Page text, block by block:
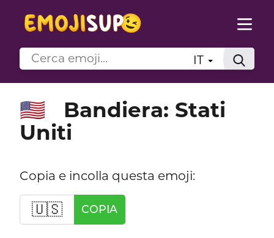
IT
🇺🇸
Bandiera: Stati
Uniti
Copia e incolla questa emoji:
🇺🇸 COPIA